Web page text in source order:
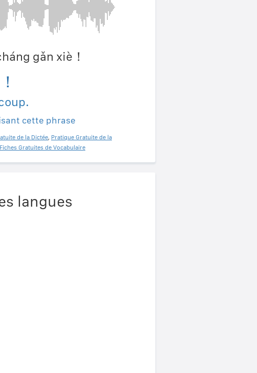
gǎn xiè！
cette phrase
de la Dictée, Pratique Gratuite de la
Fiches Gratuites de Vocabulaire
langues